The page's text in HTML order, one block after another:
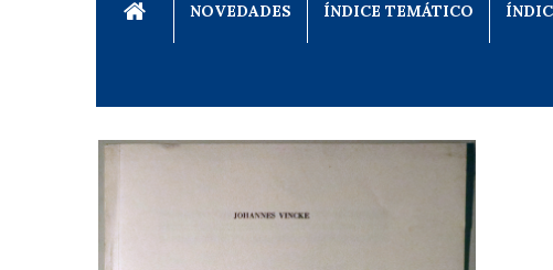
NOVEDADES ÍNDICE TEMÁTICO